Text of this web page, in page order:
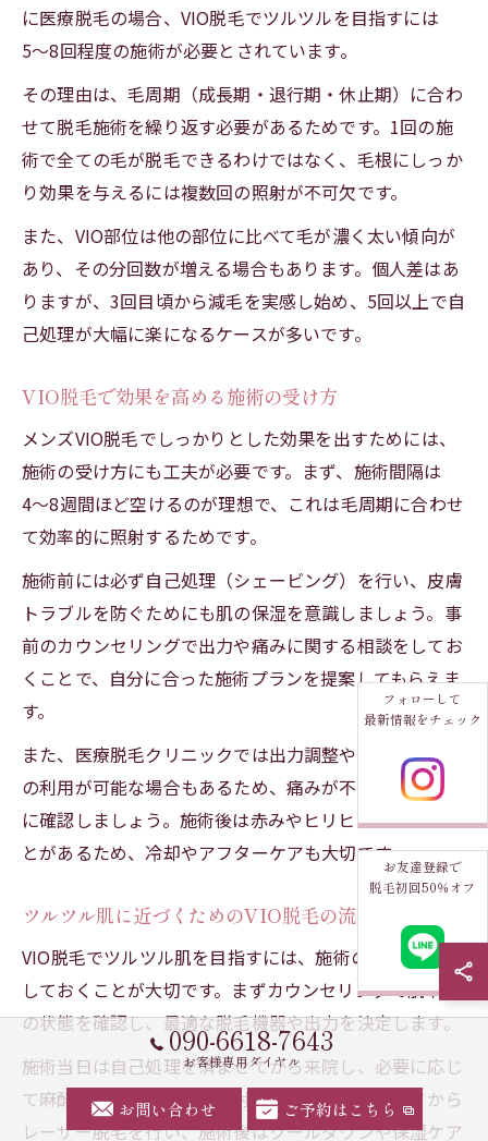
に医療脱毛の場合、VIO脱毛でツルツルを目指すには
5〜8回程度の施術が必要とされています。
その理由は、毛周期（成長期・退行期・休止期）に合わ
せて脱毛施術を繰り返す必要があるためです。1回の施
術で全ての毛が脱毛できるわけではなく、毛根にしっか
り効果を与えるには複数回の照射が不可欠です。
また、VIO部位は他の部位に比べて毛が濃く太い傾向が
あり、その分回数が増える場合もあります。個人差はあ
りますが、3回目頃から減毛を実感し始め、5回以上で自
己処理が大幅に楽になるケースが多いです。
VIO脱毛で効果を高める施術の受け方
メンズVIO脱毛でしっかりとした効果を出すためには、
施術の受け方にも工夫が必要です。まず、施術間隔は
4〜8週間ほど空けるのが理想で、これは毛周期に合わせ
て効率的に照射するためです。
施術前には必ず自己処理（シェービング）を行い、皮膚
トラブルを防ぐためにも肌の保湿を意識しましょう。事
前のカウンセリングで出力や痛みに関する相談をしてお
くことで、自分に合った施術プランを提案してもらえま
す。
また、医療脱毛クリニックでは出力調整や麻酔クリーム
の利用が可能な場合もあるため、痛みが不安な方は事前
に確認しましょう。施術後は赤みやヒリヒリ感が出るこ
とがあるため、冷却やアフターケアも大切です。
ツルツル肌に近づくためのVIO脱毛の流れ
VIO脱毛でツルツル肌を目指すには、施術の流れを理解
しておくことが大切です。まずカウンセリングで肌や毛
の状態を確認し、最適な脱毛機器や出力を決定します。
施術当日は自己処理を済ませてから来院し、必要に応じ
て麻酔クリームを塗布。照射範囲をマーキングしてから
レーザー脱毛を行い、施術後はクールダウンや保湿ケア
フォローして
最新情報をチェック
お友達登録で
脱毛初回50％オフ
090-6618-7643
お客様専用ダイヤル
お問い合わせ ご予約はこちら